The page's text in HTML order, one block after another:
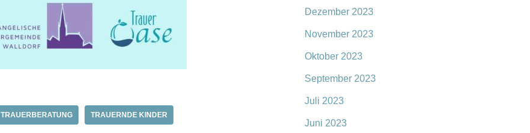
TRAUERBERATUNG TRAUERNDE KINDER
Dezember 2023
November 2023
Oktober 2023
September 2023
Juli 2023
Juni 2023